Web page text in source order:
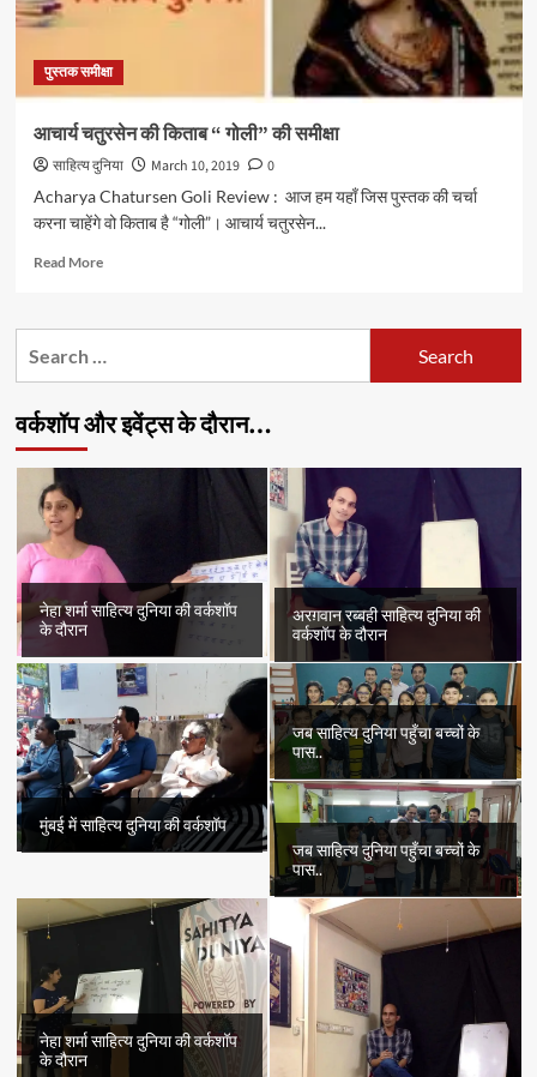
पुस्तक समीक्षा
आचार्य चतुरसेन की किताब “ गोली” की समीक्षा
साहित्य दुनिया March 10, 2019
0
Acharya Chatursen Goli Review : आज हम यहाँ जिस पुस्तक की चर्चा
करना चाहेंगे वो किताब है “गोली”। आचार्य चतुरसेन...
Read MoreRead
आचार्य
“
गोली”
की
वर्कशॉप और इवेंट्स के दौरान…
नेहा शर्मा साहित्य दुनिया की वर्कशॉप
के दौरान
अरग़वान रब्बही साहित्य दुनिया की
वर्कशॉप के दौरान
मुंबई में साहित्य दुनिया की वर्कशॉप
जब साहित्य दुनिया पहुँचा बच्चों के
पास..
जब साहित्य दुनिया पहुँचा बच्चों के
पास..
नेहा शर्मा साहित्य दुनिया की वर्कशॉप
के दौरान